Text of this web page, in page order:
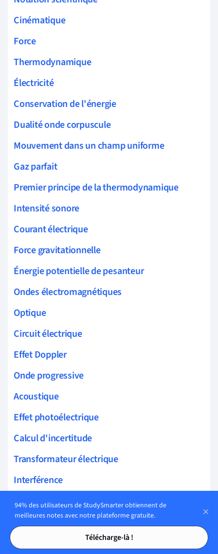
Tables des matières
Tables des matières
Cinématique
Force
Thermodynamique
Électricité
Conservation de l'énergie
Dualité onde corpuscule
Mouvement dans un champ uniforme
Gaz parfait
Premier principe de la thermodynamique
Intensité sonore
Courant électrique
Force gravitationnelle
Énergie potentielle de pesanteur
Ondes électromagnétiques
Optique
Circuit électrique
Effet Doppler
Onde progressive
Acoustique
Effet photoélectrique
Calcul d'incertitude
Transformateur électrique
Interférence
Théorie cinétique des gaz
Énergie mécanique
Couleur des objets
94% des utilisateurs de StudySmarter obtiennent de
meilleures notes avec notre plateforme gratuite.
Télécharge-là !